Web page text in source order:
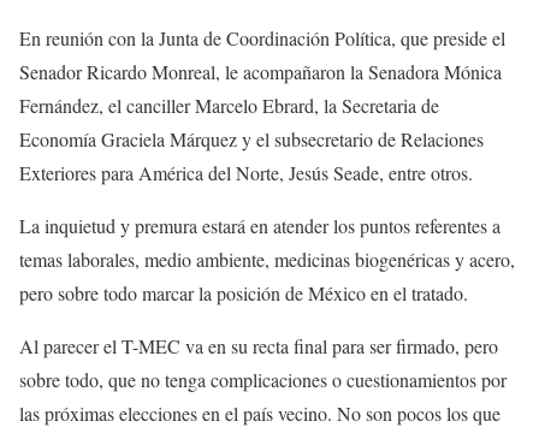
En reunión con la Junta de Coordinación Política, que preside el
Senador Ricardo Monreal, le acompañaron la Senadora Mónica
Fernández, el canciller Marcelo Ebrard, la Secretaria de
Economía Graciela Márquez y el subsecretario de Relaciones
Exteriores para América del Norte, Jesús Seade, entre otros.
La inquietud y premura estará en atender los puntos referentes a
temas laborales, medio ambiente, medicinas biogenéricas y acero,
pero sobre todo marcar la posición de México en el tratado.
Al parecer el T-MEC va en su recta final para ser firmado, pero
sobre todo, que no tenga complicaciones o cuestionamientos por
las próximas elecciones en el país vecino. No son pocos los que